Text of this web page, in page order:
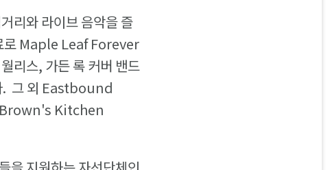
리와 라이브 음악을 즐
로 Maple Leaf Forever
리스, 가든 록 커버 밴드
. 그 외 Eastbound
Brown's Kitchen